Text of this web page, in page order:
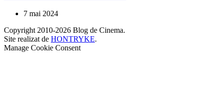
7 mai 2024
Copyright 2010-2026 Blog de Cinema.
Site realizat de HONTRYKE.
Manage Cookie Consent